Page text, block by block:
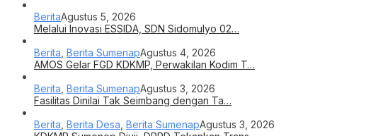
BeritaAgustus 5, 2026
Melalui Inovasi ESSIDA, SDN Sidomulyo 02…
Berita Berita SumenapAgustus 4, 2026
AMOS Gelar FGD KDKMP, Perwakilan Kodim T…
Berita Berita SumenapAgustus 3, 2026
Fasilitas Dinilai Tak Seimbang dengan Ta…
Berita Berita Desa Berita SumenapAgustus 3, 2026